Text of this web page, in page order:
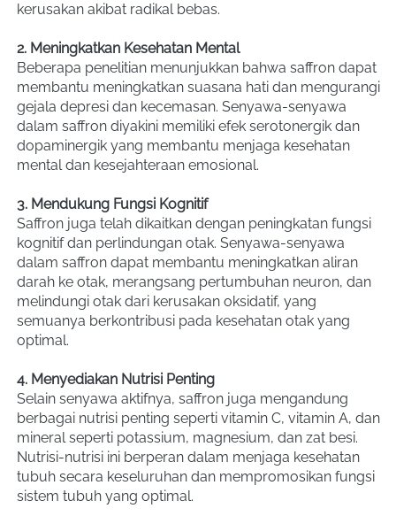
kerusakan akibat radikal bebas.
2. Meningkatkan Kesehatan Mental
Beberapa penelitian menunjukkan bahwa saffron dapat
membantu meningkatkan suasana hati dan mengurangi
gejala depresi dan kecemasan. Senyawa-senyawa
dalam saffron diyakini memiliki efek serotonergik dan
dopaminergik yang membantu menjaga kesehatan
mental dan kesejahteraan emosional.
3. Mendukung Fungsi Kognitif
Saffron juga telah dikaitkan dengan peningkatan fungsi
kognitif dan perlindungan otak. Senyawa-senyawa
dalam saffron dapat membantu meningkatkan aliran
darah ke otak, merangsang pertumbuhan neuron, dan
melindungi otak dari kerusakan oksidatif, yang
semuanya berkontribusi pada kesehatan otak yang
optimal.
4. Menyediakan Nutrisi Penting
Selain senyawa aktifnya, saffron juga mengandung
berbagai nutrisi penting seperti vitamin C, vitamin A, dan
mineral seperti potassium, magnesium, dan zat besi.
Nutrisi-nutrisi ini berperan dalam menjaga kesehatan
tubuh secara keseluruhan dan mempromosikan fungsi
sistem tubuh yang optimal.